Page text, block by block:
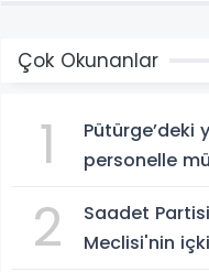
Çok Okunanlar
1
Pütürge’deki
personelle
2
Saadet
Meclisi'nin